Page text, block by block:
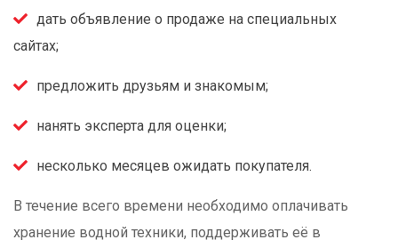
дать объявление о продаже на специальных
сайтах;
предложить друзьям и знакомым;
нанять эксперта для оценки;
несколько месяцев ожидать покупателя.
В течение всего времени необходимо оплачивать
хранение водной техники, поддерживать её в